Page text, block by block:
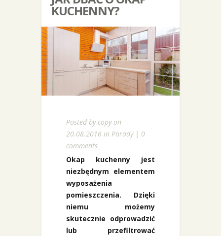
KUCHENNY?
Posted by copyon
20.08.2016 in Porady| 0
comments
Okap kuchenny jest
niezbędnym elementem
wyposażenia
pomieszczenia. Dzięki
niemu możemy
skutecznie odprowadzić
lub przefiltrować